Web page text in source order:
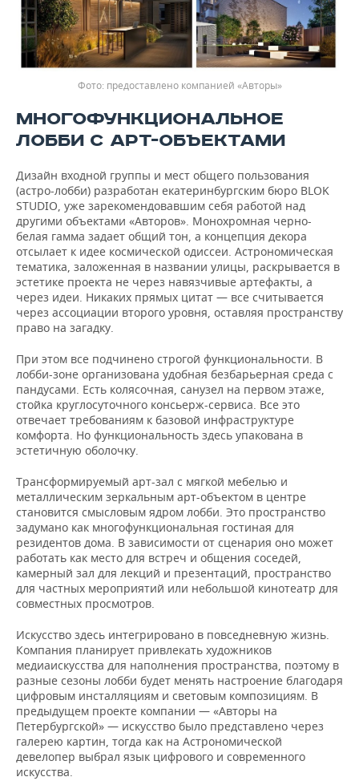
предоставлено компанией «Авторы»
МНОГОФУНКЦИОНАЛЬНОЕ
ЛОББИ С АРТ-ОБЪЕКТАМИ
Дизайн входной группы и мест общего пользования
(астро-лобби) разработан екатеринбургским бюро BLOK
STUDIO, уже зарекомендовавшим себя работой над
другими объектами «Авторов». Монохромная черно-
белая гамма задает общий тон, а концепция декора
отсылает к идее космической одиссеи. Астрономическая
тематика, заложенная в названии улицы, раскрывается в
эстетике проекта не через навязчивые артефакты, а
через идеи. Никаких прямых цитат — все считывается
через ассоциации второго уровня, оставляя пространству
право на загадку.
При этом все подчинено строгой функциональности. В
лобби-зоне организована удобная безбарьерная среда с
пандусами. Есть колясочная, санузел на первом этаже,
стойка круглосуточного консьерж-сервиса. Все это
отвечает требованиям к базовой инфраструктуре
комфорта. Но функциональность здесь упакована в
эстетичную оболочку.
Трансформируемый арт-зал с мягкой мебелью и
металлическим зеркальным арт-объектом в центре
становится смысловым ядром лобби. Это пространство
задумано как многофункциональная гостиная для
резидентов дома. В зависимости от сценария оно может
работать как место для встреч и общения соседей,
камерный зал для лекций и презентаций, пространство
для частных мероприятий или небольшой кинотеатр для
совместных просмотров.
Искусство здесь интегрировано в повседневную жизнь.
Компания планирует привлекать художников
медиаискусства для наполнения пространства, поэтому в
разные сезоны лобби будет менять настроение благодаря
цифровым инсталляциям и световым композициям. В
предыдущем проекте компании — «Авторы на
Петербургской» — искусство было представлено через
галерею картин, тогда как на Астрономической
девелопер выбрал язык цифрового и современного
искусства.